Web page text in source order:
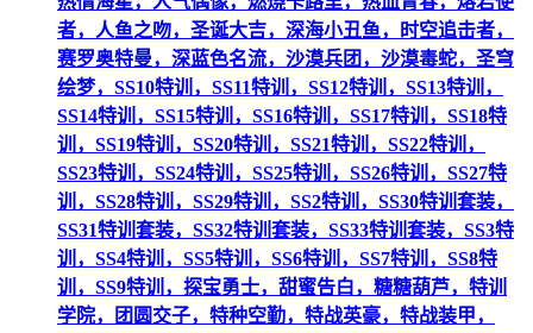
者，人鱼之吻，圣诞大吉，深海小丑鱼，时空追击者，
赛罗奥特曼，深蓝色名流，沙漠兵团，沙漠毒蛇，圣穹
绘梦，SS10特训，SS11特训，SS12特训，SS13特训，
SS14特训，SS15特训，SS16特训，SS17特训，SS18特
训，SS19特训，SS20特训，SS21特训，SS22特训，
SS23特训，SS24特训，SS25特训，SS26特训，SS27特
训，SS28特训，SS29特训，SS2特训，SS30特训套装，
SS31特训套装，SS32特训套装，SS33特训套装，SS3特
训，SS4特训，SS5特训，SS6特训，SS7特训，SS8特
训，SS9特训，探宝勇士，甜蜜告白，糖糖葫芦，特训
学院，团圆交子，特种空勤，特战英豪，特战装甲，